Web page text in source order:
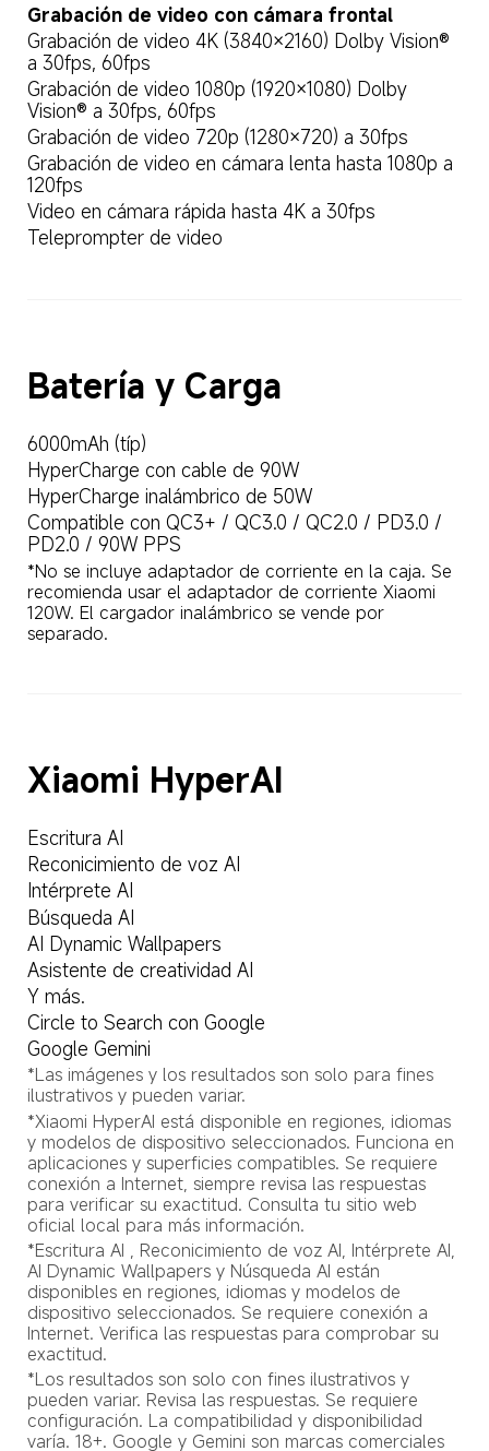
Grabación de video con cámara frontal
Grabación de video 4K (3840×2160) Dolby Vision®
a 30fps, 60fps
Grabación de video 1080p (1920×1080) Dolby
Vision® a 30fps, 60fps
Grabación de video 720p (1280×720) a 30fps
Grabación de video en cámara lenta hasta 1080p a
120fps
Video en cámara rápida hasta 4K a 30fps
Teleprompter de video
Batería y Carga
6000mAh (típ)
HyperCharge con cable de 90W
HyperCharge inalámbrico de 50W
Compatible con QC3+ / QC3.0 / QC2.0 / PD3.0 /
PD2.0 / 90W PPS
*No se incluye adaptador de corriente en la caja. Se
recomienda usar el adaptador de corriente Xiaomi
120W. El cargador inalámbrico se vende por
separado.
Xiaomi HyperAI
Escritura AI
Reconicimiento de voz AI
Intérprete AI
Búsqueda AI
AI Dynamic Wallpapers
Asistente de creatividad AI
Y más.
Circle to Search con Google
Google Gemini
*Las imágenes y los resultados son solo para fines
ilustrativos y pueden variar.
*Xiaomi HyperAI está disponible en regiones, idiomas
y modelos de dispositivo seleccionados. Funciona en
aplicaciones y superficies compatibles. Se requiere
conexión a Internet, siempre revisa las respuestas
para verificar su exactitud. Consulta tu sitio web
oficial local para más información.
*Escritura AI , Reconicimiento de voz AI, Intérprete AI,
AI Dynamic Wallpapers y Núsqueda AI están
disponibles en regiones, idiomas y modelos de
dispositivo seleccionados. Se requiere conexión a
Internet. Verifica las respuestas para comprobar su
exactitud.
*Los resultados son solo con fines ilustrativos y
pueden variar. Revisa las respuestas. Se requiere
configuración. La compatibilidad y disponibilidad
varía. 18+. Google y Gemini son marcas comerciales